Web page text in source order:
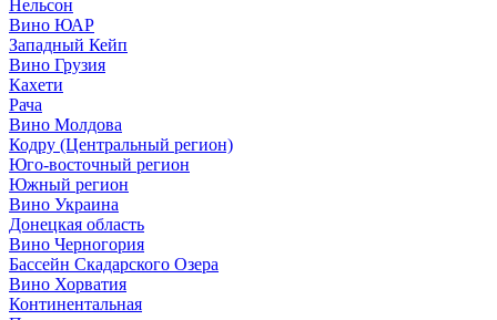
Нельсон
Вино ЮАР
Западный Кейп
Вино Грузия
Кахети
Рача
Вино Молдова
Кодру (Центральный регион)
Юго-восточный регион
Южный регион
Вино Украина
Донецкая область
Вино Черногория
Бассейн Скадарского Озера
Вино Хорватия
Континентальная